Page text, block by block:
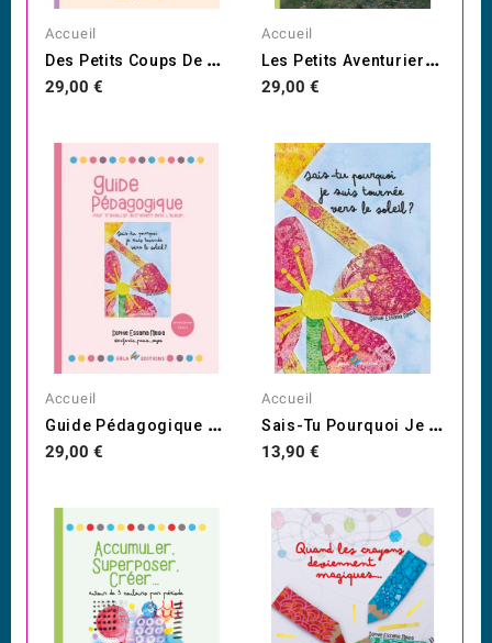
Accueil
D
Es Petits Coups De Ciseaux...
Prix
29,00 €
Accueil
L
Es Petits Aventuriers Dans...
Prix
29,00 €
Accueil
G
Uide Pédagogique Pour...
Prix
29,00 €
Accueil
S
Ais-Tu Pourquoi Je Suis...
Prix
13,90 €